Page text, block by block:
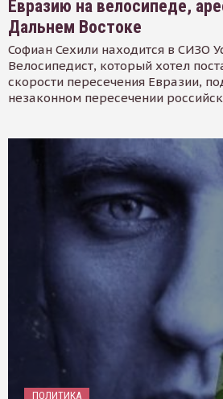
Евразию на велосипеде,
Дальнем Востоке
Софиан Сехили находится в СИЗО
Велосипедист, который хотел
скорости пересечения Евразии,
незаконном пересечении
ПОЛИТИКА